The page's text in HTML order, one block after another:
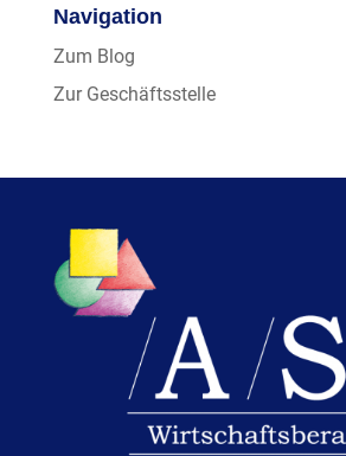
Navigation
Zum Blog
Zur Geschäftsstelle